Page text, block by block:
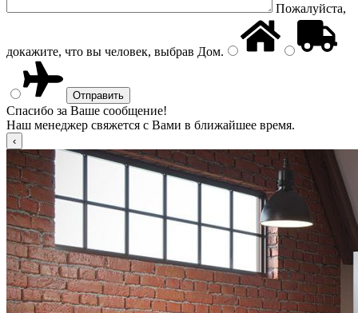
Пожалуйста,
докажите, что вы человек, выбрав Дом.
Спасибо за Ваше сообщение!
Наш менеджер свяжется с Вами в ближайшее время.